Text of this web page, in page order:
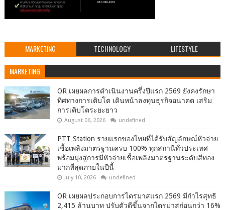
MARKETING TECHNOLOGY LIFESTYLE
MARKETING
OR เผยผลการดำเนินงานครึ่งปีแรก 2569 ยังคงรักษา
ทิศทางการเติบโต เดินหน้าลงทุนธุรกิจอนาคต เสริม
การเติบโตระยะยาว
August 06, 2026 undefined
PTT Station รายแรกของไทยที่ได้รับสัญลักษณ์หัวจ่าย
เชื้อเพลิงมาตรฐานครบ 100% ทุกสถานีทั่วประเทศ
พร้อมมุ่งสู่การมีหัวจ่ายเชื้อเพลิงมาตรฐานระดับสีทอง
มากที่สุดภายในปีนี้
July 10, 2026 undefined
OR เผยผลประกอบการไตรมาสแรก 2569 มีกำไรสุทธิ
2,415 ล้านบาท ปรับตัวดีขึ้นจากไตรมาสก่อนกว่า 16%